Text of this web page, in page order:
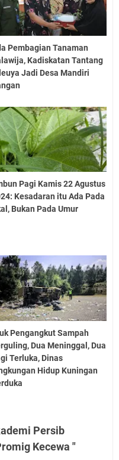
Pembagian Tanaman
Kadiskatan Tantang
Jadi Desa Mandiri
Pagi Kamis 22 Agustus
Kesadaran itu Ada Pada
Bukan Pada Umur
Pengangkut Sampah
Dua Meninggal, Dua
Terluka, Dinas
Hidup Kuningan
Persib
Kecewa "